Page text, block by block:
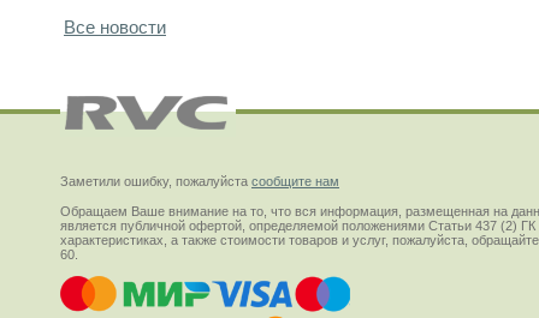
Все новости
Заметили ошибку, пожалуйста сообщите нам
Обращаем Ваше внимание на то, что вся информация, размещенная на
является публичной офертой, определяемой положениями Статьи 437 (2)
характеристиках, а также стоимости товаров и услуг, пожалуйста,
60.